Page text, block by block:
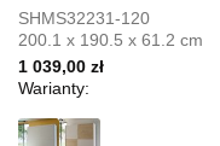
SHMS32231-120
200.1 x 190.5 x 61.2 cm
1 039,00 zł
Warianty: